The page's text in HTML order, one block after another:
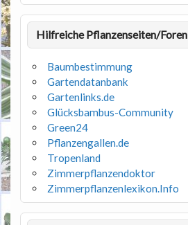
Hilfreiche Pflanzenseiten/Foren
Baumbestimmung
Gartendatanbank
Gartenlinks.de
Glücksbambus-Community
Green24
Pflanzengallen.de
Tropenland
Zimmerpflanzendoktor
Zimmerpflanzenlexikon.Info